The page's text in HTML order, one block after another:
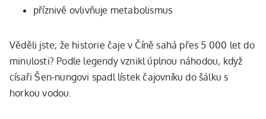
příznivě ovlivňuje metabolismus
Věděli jste, že historie čaje v Číně sahá přes 5 000 let do
minulosti? Podle legendy vznikl úplnou náhodou, když
císaři Šen-nungovi spadl lístek čajovníku do šálku s
horkou vodou.